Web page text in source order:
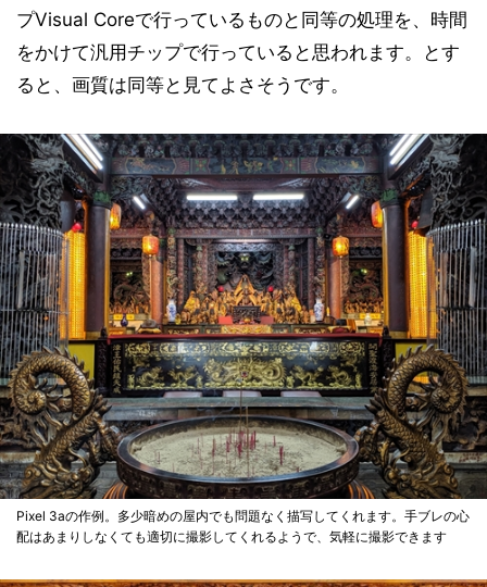
プVisual Coreで行っているものと同等の処理を、時間
をかけて汎用チップで行っていると思われます。とす
ると、画質は同等と見てよさそうです。
Pixel 3aの作例。多少暗めの屋内でも問題なく描写してくれます。手ブレの心
配はあまりしなくても適切に撮影してくれるようで、気軽に撮影できます